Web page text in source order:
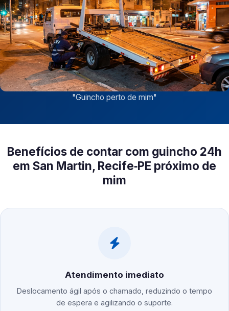
"Guincho perto de mim"
Benefícios de contar com guincho 24h
em San Martin, Recife‑PE próximo de
mim
Atendimento imediato
Deslocamento ágil após o chamado, reduzindo o tempo
de espera e agilizando o suporte.